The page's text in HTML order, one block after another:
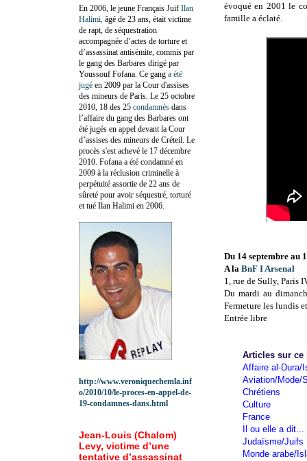
évoqué en 2001 le
famille a éclaté.
Du 14 septembre au
A la BnF I Arsenal
1, rue de Sully, Paris
Du mardi au
Fermeture les lundis
Entrée libre
Articles sur ce
Affaire al-Dura/
Aviation/Mode/
Chrétiens
Culture
France
Il ou elle a dit...
Judaïsme/Juifs
Monde arabe/
En 2006, le jeune Français Juif Ilan
Halimi, âgé de 23 ans, était victime
de rapt, de séquestration
accompagnée d’actes de torture et
d’assassinat antisémite, commis par
le gang des Barbares dirigé par
Youssouf Fofana. Ce gang a été
jugé en 2009 par la Cour d'assises
des mineurs de Paris. Le 25 octobre
2010, 18 des 25 condamnés dans
l’affaire du gang des Barbares ont
été jugés en appel devant la Cour
d’assises des mineurs de Créteil. Le
procès s'est achevé le 17 décembre
2010. Fofana a été condamné en
2009 à la réclusion criminelle à
perpétuité assortie de 22 ans de
sûreté pour avoir séquestré, torturé
et tué Ilan Halimi en 2006.
http://www.veroniquechemla.inf
o/2010/10/le-proces-en-appel-de-
19-condamnes-dans.html
Jean-Louis (Chalom)
Levy, victime d’une
tentative d’assassinat